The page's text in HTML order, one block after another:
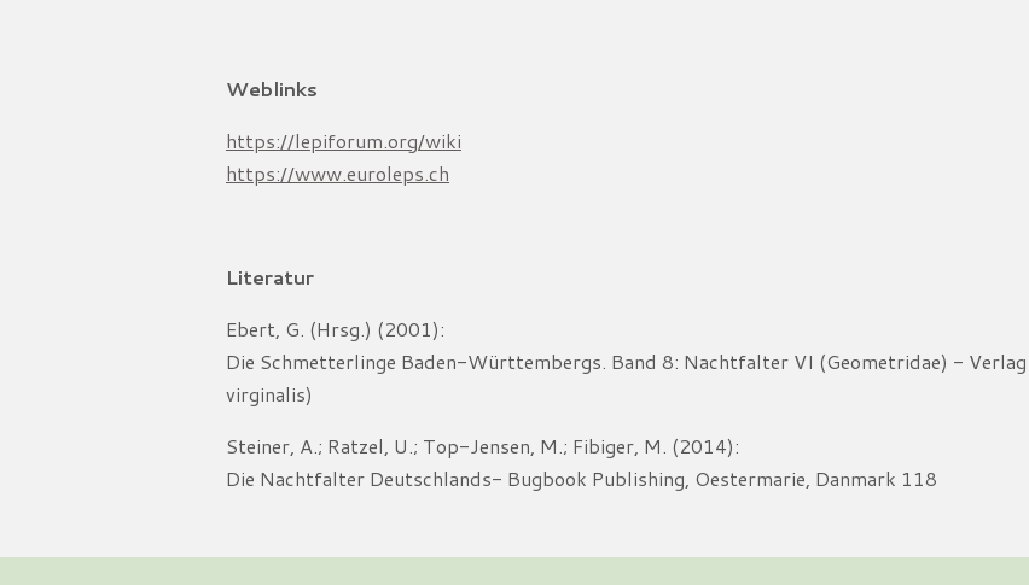
Weblinks
https://lepiforum.org/wiki
https://www.euroleps.ch
Literatur
Ebert, G. (Hrsg.) (2001):
Die Schmetterlinge Baden-Württembergs. Band 8: Nachtfalter VI (Geometridae) -
virginalis)
Steiner, A.; Ratzel, U.; Top-Jensen, M.; Fibiger, M. (2014):
Die Nachtfalter Deutschlands- Bugbook Publishing, Oestermarie, Danmark 118